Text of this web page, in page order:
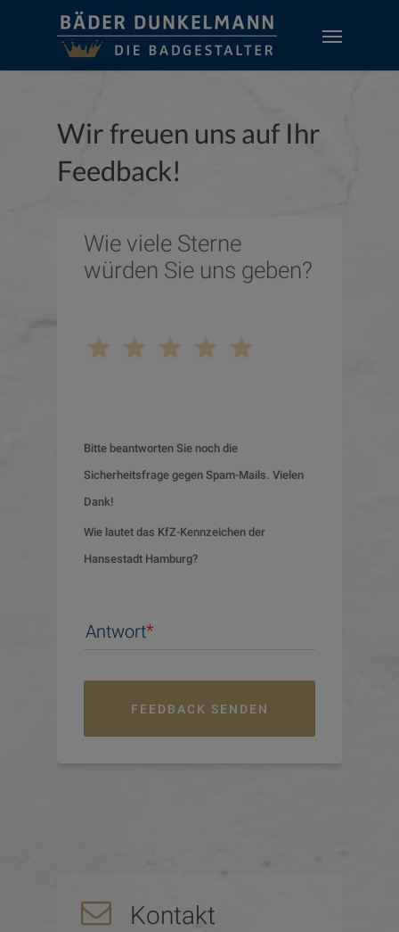
main
Wir freuen uns auf Ihr
Feedback!
Wie viele Sterne
würden Sie uns geben?
star star star star star
Bitte beantworten Sie noch die
Sicherheitsfrage gegen Spam-Mails. Vielen
Dank!
Wie lautet das KfZ-Kennzeichen der
Hansestadt Hamburg?
Antwort
FEEDBACK SENDEN
Kontakt